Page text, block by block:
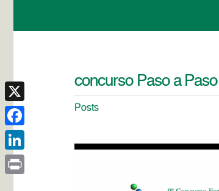
concurso Paso a Paso
Posts
X
Facebook
LinkedIn